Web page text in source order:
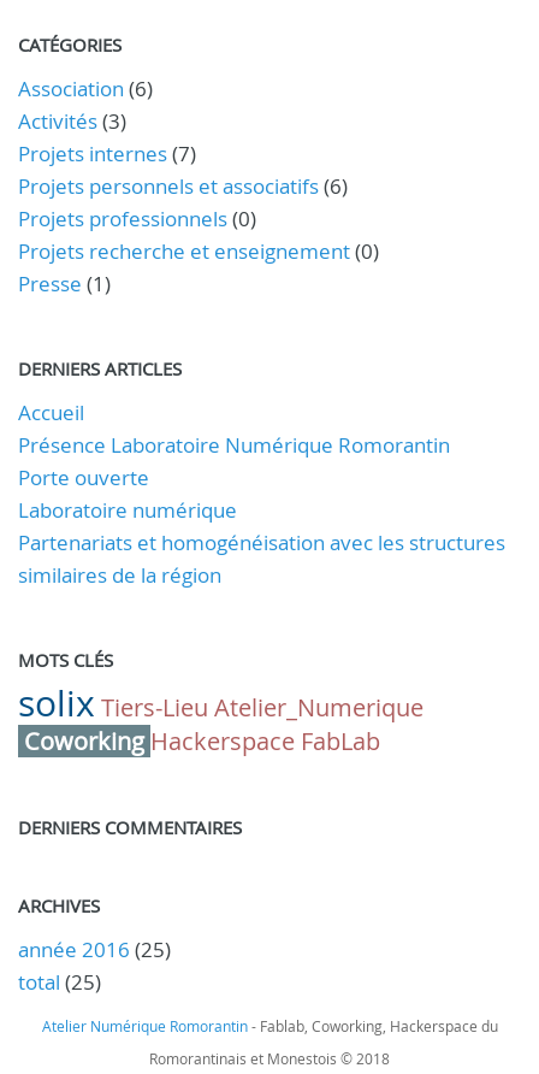
CATÉGORIES
Association (6)
Activités(3)
Projets internes(7)
Projets personnels et associatifs(6)
Projets professionnels(0)
Projets recherche et enseignement(0)
Presse (1)
DERNIERS ARTICLES
Accueil
Présence Laboratoire Numérique Romorantin
Porte ouverte
Laboratoire numérique
Partenariats et homogénéisation avec les structures
similaires de la région
MOTS CLÉS
solix Tiers-Lieu Atelier_Numerique
Coworking Hackerspace FabLab
DERNIERS COMMENTAIRES
ARCHIVES
année 2016 (25)
total (25)
Atelier Numérique Romorantin- Fablab, Coworking, Hackerspace du
Romorantinais et Monestois © 2018